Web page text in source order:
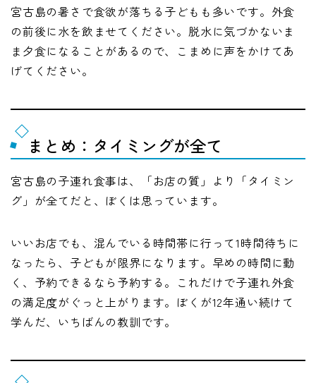
宮古島の暑さで食欲が落ちる子どもも多いです。外食
の前後に水を飲ませてください。脱水に気づかないま
ま夕食になることがあるので、こまめに声をかけてあ
げてください。
まとめ：タイミングが全て
宮古島の子連れ食事は、「お店の質」より「タイミン
グ」が全てだと、ぼくは思っています。
いいお店でも、混んでいる時間帯に行って1時間待ちに
なったら、子どもが限界になります。早めの時間に動
く、予約できるなら予約する。これだけで子連れ外食
の満足度がぐっと上がります。ぼくが12年通い続けて
学んだ、いちばんの教訓です。